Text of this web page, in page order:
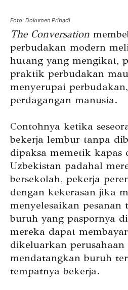
Foto: Dokumen Pribadi
The Conversation
perbudakan modern
hutang yang mengikat,
praktik perbudakan
menyerupai
perdagangan manusia.
Contohnya ketika
bekerja lembur tanpa
dipaksa memetik kapas
Uzbekistan padahal
bersekolah, pekerja
dengan kekerasan jika
menyelesaikan
buruh yang paspornya
mereka dapat
dikeluarkan
mendatangkan buruh
tempatnya bekerja.